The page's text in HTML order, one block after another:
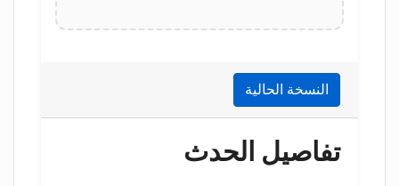
النسخة الحالية
تفاصيل الحدث